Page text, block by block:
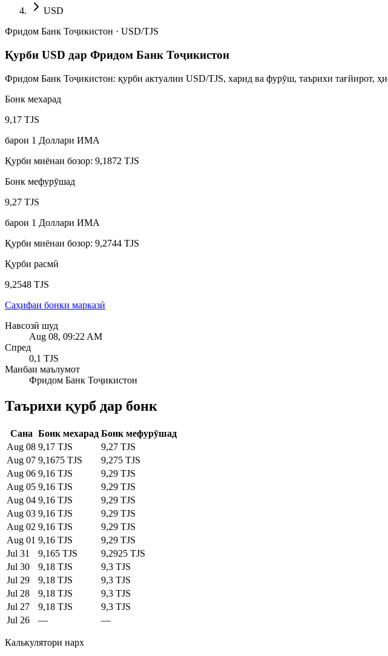
USD
Фридом Банк Тоҷикистон · USD/TJS
Қурби USD дар Фридом Банк Тоҷикистон
Фридом Банк Тоҷикистон: қурби актуалии USD/TJS, харид ва фурӯш, таърихи тағйирот,
Бонк мехарад
9,17 TJS
барои 1 Доллари ИМА
Қурби миёнаи бозор: 9,1872 TJS
Бонк мефурӯшад
9,27 TJS
барои 1 Доллари ИМА
Қурби миёнаи бозор: 9,2744 TJS
Қурби расмӣ
9,2548 TJS
Саҳифаи бонки марказӣ
Навсозӣ шуд
Aug 08, 09:22 AM
Спред
0,1 TJS
Манбаи маълумот
Фридом Банк Тоҷикистон
Таърихи қурб дар бонк
Сана Бонк мехарад Бонк мефурӯшад
Aug 08 9,17 TJS
9,27 TJS
Aug 07 9,1675 TJS
9,275 TJS
Aug 06 9,16 TJS
9,29 TJS
Aug 05 9,16 TJS
9,29 TJS
Aug 04 9,16 TJS
9,29 TJS
Aug 03 9,16 TJS
9,29 TJS
Aug 02 9,16 TJS
9,29 TJS
Aug 01 9,16 TJS
9,29 TJS
Jul 31
9,165 TJS
9,2925 TJS
Jul 30
9,18 TJS
9,3 TJS
Jul 29
9,18 TJS
9,3 TJS
Jul 28
9,18 TJS
9,3 TJS
Jul 27
9,18 TJS
9,3 TJS
Jul 26
— —
Калькулятори нарх